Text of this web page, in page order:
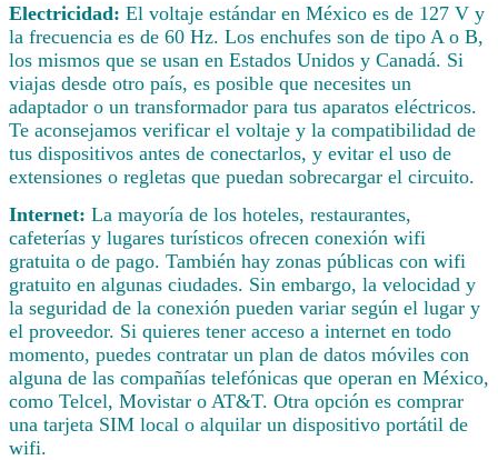
Electricidad: El voltaje estándar en México es de 127 V y
la frecuencia es de 60 Hz. Los enchufes son de tipo A o B,
los mismos que se usan en Estados Unidos y Canadá. Si
viajas desde otro país, es posible que necesites un
adaptador o un transformador para tus aparatos eléctricos.
Te aconsejamos verificar el voltaje y la compatibilidad de
tus dispositivos antes de conectarlos, y evitar el uso de
extensiones o regletas que puedan sobrecargar el circuito.
Internet: La mayoría de los hoteles, restaurantes,
cafeterías y lugares turísticos ofrecen conexión wifi
gratuita o de pago. También hay zonas públicas con wifi
gratuito en algunas ciudades. Sin embargo, la velocidad y
la seguridad de la conexión pueden variar según el lugar y
el proveedor. Si quieres tener acceso a internet en todo
momento, puedes contratar un plan de datos móviles con
alguna de las compañías telefónicas que operan en México,
como Telcel, Movistar o AT&T. Otra opción es comprar
una tarjeta SIM local o alquilar un dispositivo portátil de
wifi.